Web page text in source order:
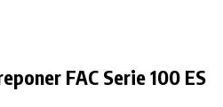
FAC Serie 100 ES